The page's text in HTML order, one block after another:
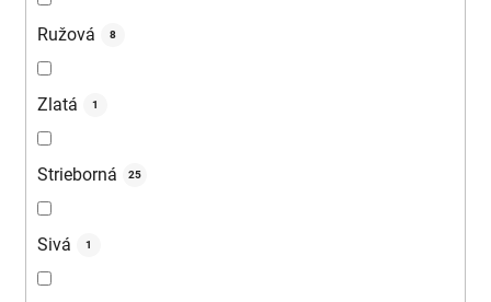
Ružová 8
Zlatá 1
Strieborná 25
Sivá 1